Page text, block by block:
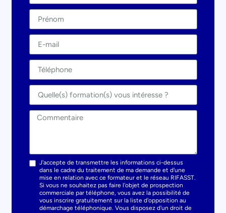
J'accepte de transmettre les informations ci-dessus
dans le cadre du traitement de ma demande et d'une
mise en relation avec ce formateur et le réseau RIFASST.
Si vous ne souhaitez pas faire l'objet de prospection
commerciale par téléphone, vous avez la possibilité de
vous inscrire gratuitement sur la liste d'opposition au
démarchage téléphonique. Vous disposez d'un droit de